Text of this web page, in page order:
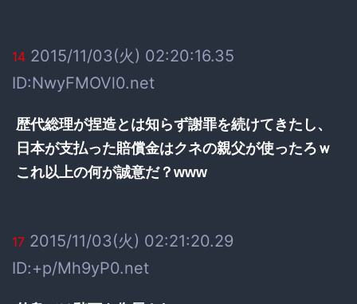
14 2015/11/03(火) 02:20:16.35
ID:NwyFMOVl0.net
歴代総理が捏造とは知らず謝罪を続けてきたし、
日本が支払った賠償金はクネの親父が使ったろｗ
これ以上の何が誠意だ？www
17 2015/11/03(火) 02:21:20.29
ID:+p/Mh9yP0.net